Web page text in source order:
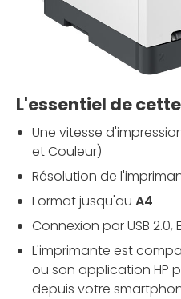
L'essentiel de
Une vitesse
et Couleur)
Résolution de
Format jusqu'au A4
Connexion parUSB
L'imprimante est
ou son application HP
depuis votre